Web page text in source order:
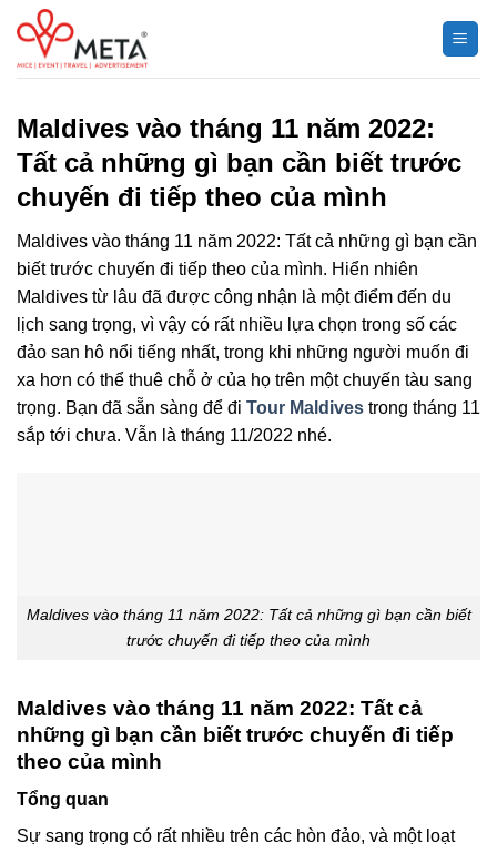
Chuyển
đến
nội
Maldives vào tháng 11 năm 2022:
Tất cả những gì bạn cần biết trước
chuyến đi tiếp theo của mình
Maldives vào tháng 11 năm 2022: Tất cả những gì bạn cần
biết trước chuyến đi tiếp theo của mình. Hiển nhiên
Maldives từ lâu đã được công nhận là một điểm đến du
lịch sang trọng, vì vậy có rất nhiều lựa chọn trong số các
đảo san hô nổi tiếng nhất, trong khi những người muốn đi
xa hơn có thể thuê chỗ ở của họ trên một chuyến tàu sang
trọng. Bạn đã sẵn sàng để đi Tour Maldives trong tháng 11
sắp tới chưa. Vẫn là tháng 11/2022 nhé.
Maldives vào tháng 11 năm 2022: Tất cả những gì bạn cần biết
trước chuyến đi tiếp theo của mình
Maldives vào tháng 11 năm 2022: Tất cả
những gì bạn cần biết trước chuyến đi tiếp
theo của mình
Tổng quan
Sự sang trọng có rất nhiều trên các hòn đảo, và một loạt